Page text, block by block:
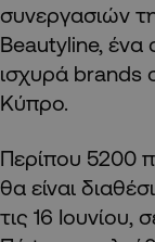
συνεργασιών
Beautyline, ένα
ισχυρά brands
Κύπρο.
Περίπου 5200
θα είναι
τις 16